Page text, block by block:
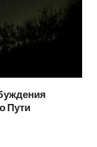
Пути